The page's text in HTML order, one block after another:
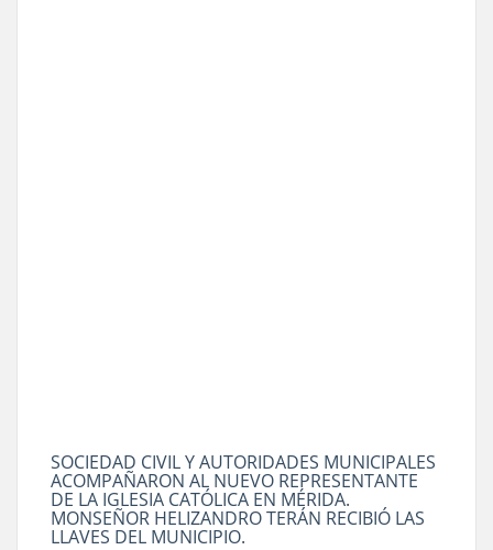
SOCIEDAD CIVIL Y AUTORIDADES MUNICIPALES
ACOMPAÑARON AL NUEVO REPRESENTANTE
DE LA IGLESIA CATÓLICA EN MÉRIDA.
MONSEÑOR HELIZANDRO TERÁN RECIBIÓ LAS
LLAVES DEL MUNICIPIO.